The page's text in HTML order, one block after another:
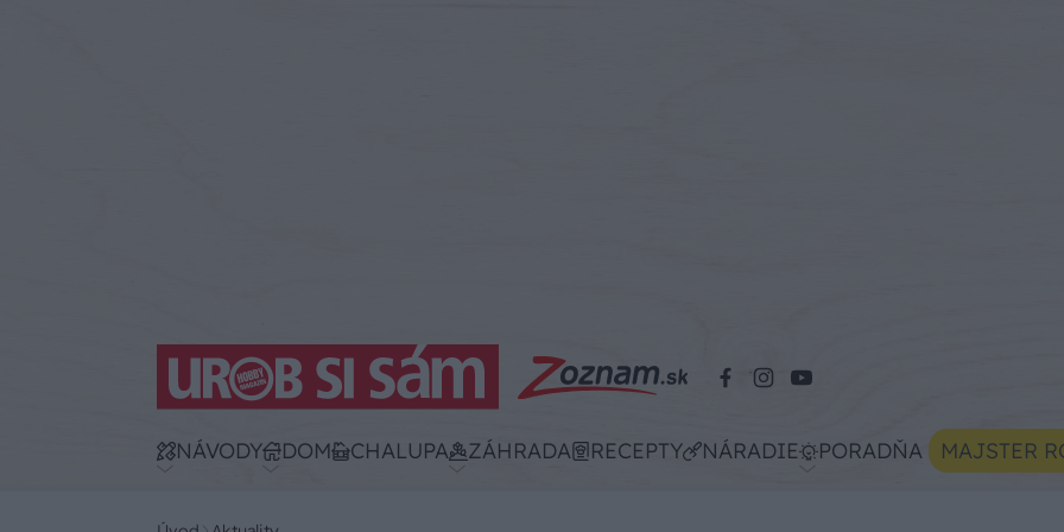
NÁVODY DOM CHALUPA ZÁHRADA RECEPTY NÁRADIE PORADŇA MAJSTER